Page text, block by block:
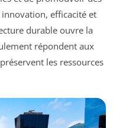
innovation, efficacité et
durable ouvre la
répondent aux
les ressources